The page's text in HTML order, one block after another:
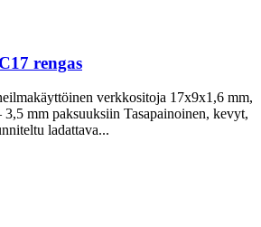
rengas
verkkositoja 17x9x1,6 mm,
3,5 mm paksuuksiin Tasapainoinen, kevyt,
ladattava...